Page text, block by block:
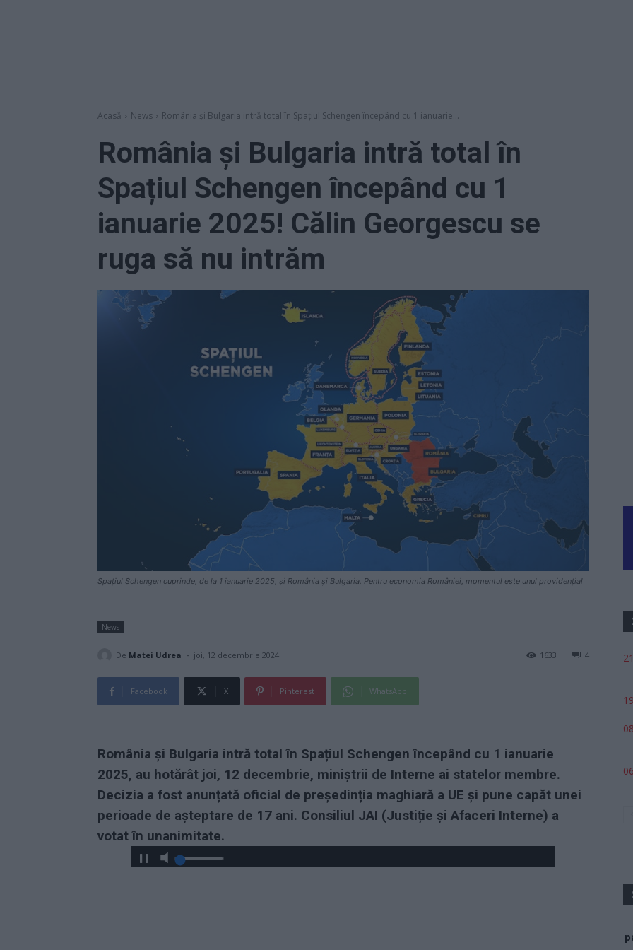
Acasă News România și Bulgaria intră total în Spațiul Schengen începând cu 1 ianuarie...
România și Bulgaria intră total în
Spațiul Schengen începând cu 1
ianuarie 2025! Călin Georgescu se
ruga să nu intrăm
Spațiul Schengen cuprinde, de la 1 ianuarie 2025, și România și Bulgaria. Pentru economia României, momentul este unul providențial
News
De Matei Udrea - joi, 12 decembrie 2024 4
1633
Facebook X Pinterest WhatsApp
România și Bulgaria intră total în Spațiul Schengen începând cu 1 ianuarie
2025, au hotărât joi, 12 decembrie, miniștrii de Interne ai statelor membre.
Decizia a fost anunțată oficial de președinția maghiară a UE și pune capăt unei
perioade de așteptare de 17 ani. Consiliul JAI (Justiție și Afaceri Interne) a
votat în unanimitate.